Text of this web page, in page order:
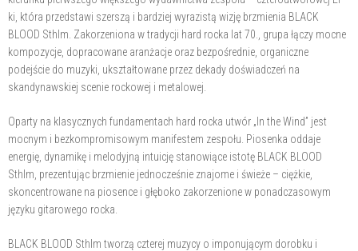
ki, która przedstawi szerszą i bardziej wyrazistą wizję brzmienia BLACK
BLOOD Sthlm. Zakorzeniona w tradycji hard rocka lat 70., grupa łączy mocne
kompozycje, dopracowane aranżacje oraz bezpośrednie, organiczne
podejście do muzyki, ukształtowane przez dekady doświadczeń na
skandynawskiej scenie rockowej i metalowej.
Oparty na klasycznych fundamentach hard rocka utwór „In the Wind” jest
mocnym i bezkompromisowym manifestem zespołu. Piosenka oddaje
energię, dynamikę i melodyjną intuicję stanowiące istotę BLACK BLOOD
Sthlm, prezentując brzmienie jednocześnie znajome i świeże – ciężkie,
skoncentrowane na piosence i głęboko zakorzenione w ponadczasowym
języku gitarowego rocka.
BLACK BLOOD Sthlm tworzą czterej muzycy o imponującym dorobku i